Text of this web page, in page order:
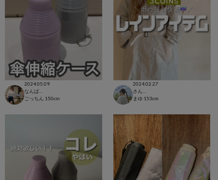
2024.05.09
ごっちん 150cm
2024.02.27
まゆ 153cm